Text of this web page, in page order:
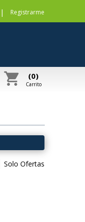
| Registrarme
shopping_cart (0)
Carrito
Solo Ofertas